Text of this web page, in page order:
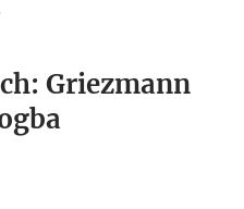
Griezmann